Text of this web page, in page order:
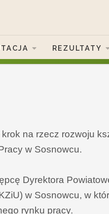
REZULTATY
na rzecz rozwoju
w Sosnowcu.
Dyrektora
w Sosnowcu, w
rynku pracy.